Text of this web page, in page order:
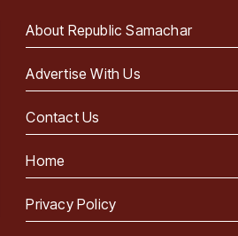
About Republic Samachar
Advertise With Us
Contact Us
Home
Privacy Policy